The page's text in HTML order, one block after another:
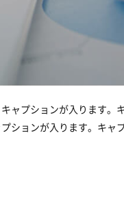
プションが入ります。
ョンが入ります。キャ